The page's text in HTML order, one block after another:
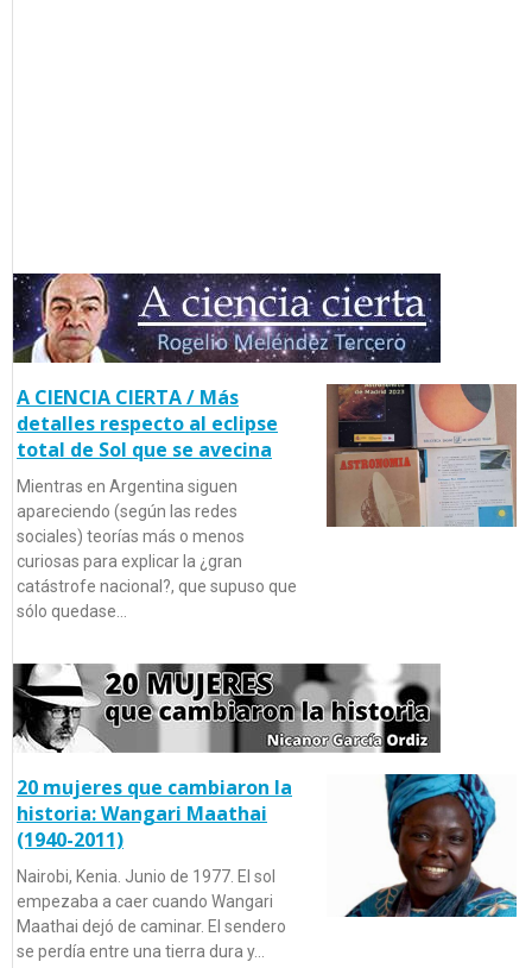
A CIENCIA CIERTA / Más
detalles respecto al eclipse
total de Sol que se avecina
Mientras en Argentina siguen
apareciendo (según las redes
sociales) teorías más o menos
curiosas para explicar la ¿gran
catástrofe nacional?, que supuso que
sólo quedase…
20 mujeres que cambiaron la
historia: Wangari Maathai
(1940-2011)
Nairobi, Kenia. Junio de 1977. El sol
empezaba a caer cuando Wangari
Maathai dejó de caminar. El sendero
se perdía entre una tierra dura y…